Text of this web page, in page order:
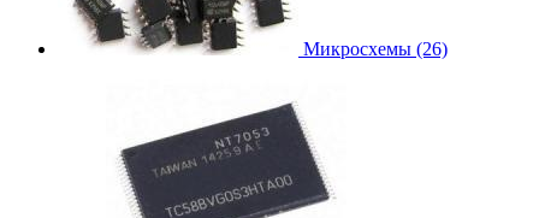
Микросхемы (26)